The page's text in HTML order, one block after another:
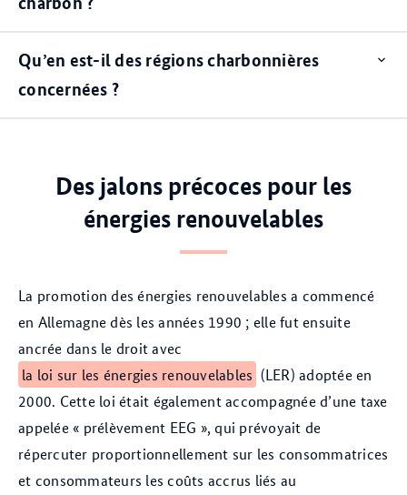
Qu’en est-il des régions charbonnières
concernées ?
Des jalons précoces pour les
énergies renouvelables
La promotion des énergies renouvelables a commencé
en Allemagne dès les années 1990 ; elle fut ensuite
ancrée dans le droit avec
la loi sur les énergies renouvelables (LER) adoptée en
2000. Cette loi était également accompagnée d’une taxe
appelée « prélèvement EEG », qui prévoyait de
répercuter proportionnellement sur les consommatrices
et consommateurs les coûts accrus liés au